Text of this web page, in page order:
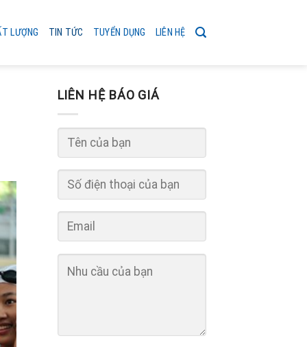
LƯỢNG TIN TỨC TUYỂN DỤNG LIÊN HỆ
LIÊN HỆ BÁO GIÁ